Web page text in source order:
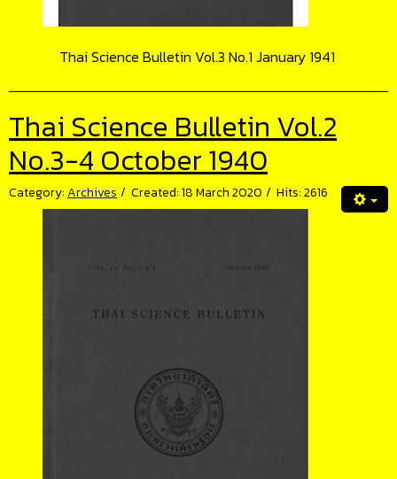
Thai Science Bulletin Vol.3 No.1 January 1941
Thai Science Bulletin Vol.2
No.3-4 October 1940
Category:Archives Created: 18 March 2020 Hits: 2616